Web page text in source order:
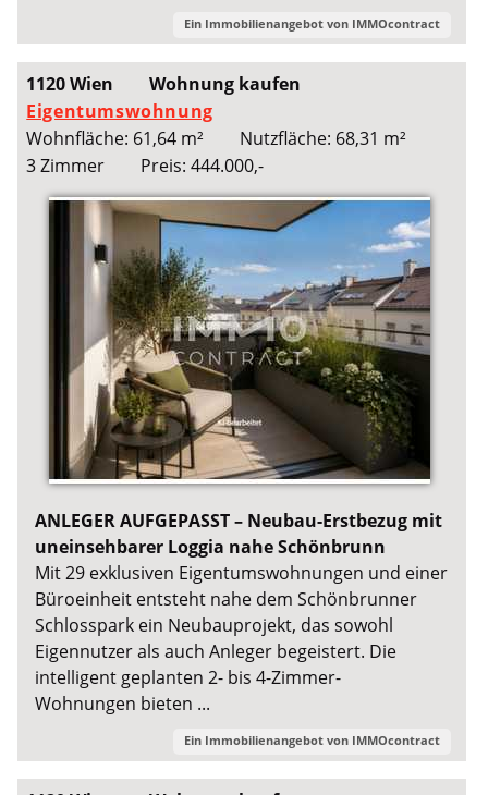
Ein Immobilienangebot von IMMOcontract
1120 Wien
Wohnung kaufen
Eigentumswohnung
Wohnfläche: 61,64 m²
Nutzfläche: 68,31 m²
3 Zimmer
Preis: 444.000,-
ANLEGER AUFGEPASST – Neubau-Erstbezug mit
uneinsehbarer Loggia nahe Schönbrunn
Mit 29 exklusiven Eigentumswohnungen und einer
Büroeinheit entsteht nahe dem Schönbrunner
Schlosspark ein Neubauprojekt, das sowohl
Eigennutzer als auch Anleger begeistert. Die
intelligent geplanten 2- bis 4-Zimmer-
Wohnungen bieten ...
Ein Immobilienangebot von IMMOcontract